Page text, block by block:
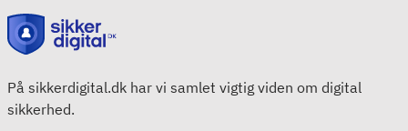
På sikkerdigital.dk har vi samlet vigtig viden om digital
sikkerhed.